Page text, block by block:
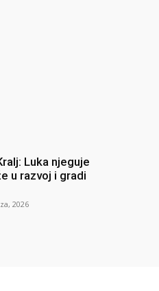
Luka njeguje
u razvoj i gradi
2026